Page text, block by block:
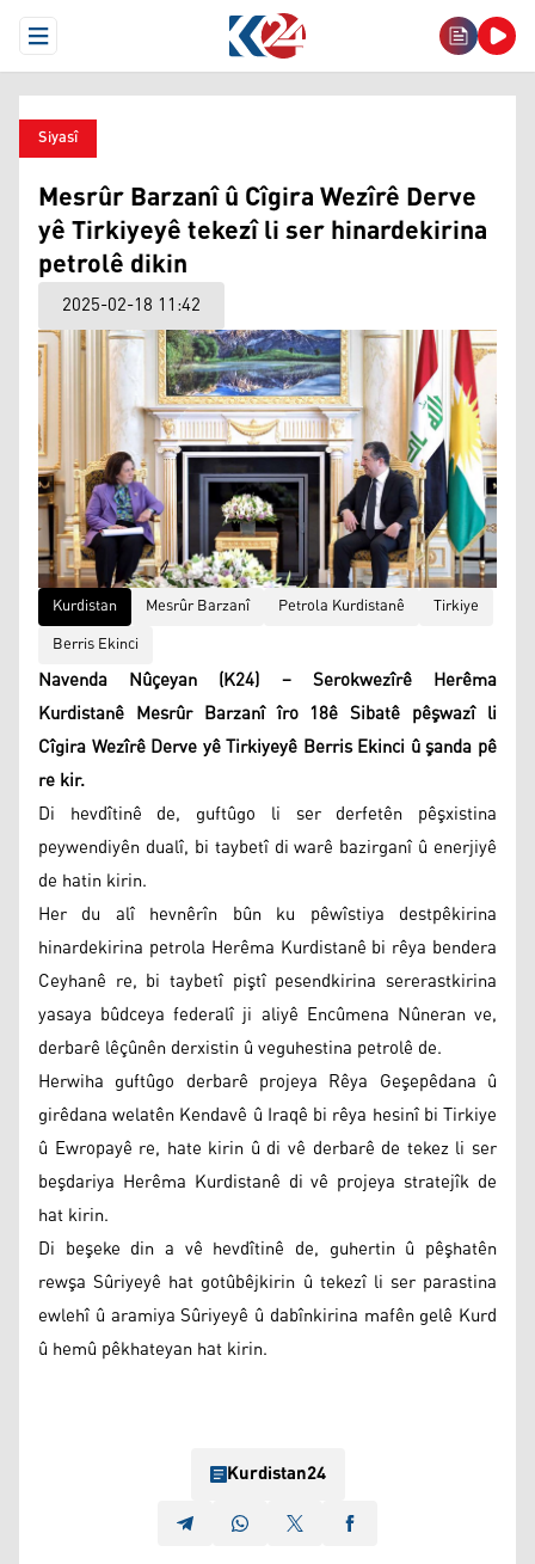
Open Menu
Siyasî
Mesrûr Barzanî û Cîgira Wezîrê Derve
yê Tirkiyeyê tekezî li ser hinardekirina
petrolê dikin
2025-02-18 11:42
Kurdistan Mesrûr Barzanî Petrola Kurdistanê
Tirkiye
Berris Ekinci
Navenda Nûçeyan (K24) – Serokwezîrê Herêma
Kurdistanê Mesrûr Barzanî îro 18ê Sibatê pêşwazî li
Cîgira Wezîrê Derve yê Tirkiyeyê Berris Ekinci û şanda pê
re kir.
Di hevdîtinê de, guftûgo li ser derfetên pêşxistina
peywendiyên dualî, bi taybetî di warê bazirganî û enerjiyê
de hatin kirin.
Her du alî hevnêrîn bûn ku pêwîstiya destpêkirina
hinardekirina petrola Herêma Kurdistanê bi rêya bendera
Ceyhanê re, bi taybetî piştî pesendkirina sererastkirina
yasaya bûdceya federalî ji aliyê Encûmena Nûneran ve,
derbarê lêçûnên derxistin û veguhestina petrolê de.
Herwiha guftûgo derbarê projeya Rêya Geşepêdana û
girêdana welatên Kendavê û Iraqê bi rêya hesinî bi Tirkiye
û Ewropayê re, hate kirin û di vê derbarê de tekez li ser
beşdariya Herêma Kurdistanê di vê projeya stratejîk de
hat kirin.
Di beşeke din a vê hevdîtinê de, guhertin û pêşhatên
rewşa Sûriyeyê hat gotûbêjkirin û tekezî li ser parastina
ewlehî û aramiya Sûriyeyê û dabînkirina mafên gelê Kurd
û hemû pêkhateyan hat kirin.
Kurdistan24